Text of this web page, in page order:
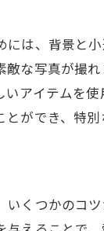
ものを活かす
方
活かしたダイ
写真に反映させ
影をスムーズに
は、背景と
な写真が撮
アイテムを
ができ、特
くつかのコ